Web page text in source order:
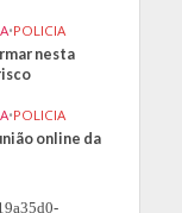
•POLICIA
nesta
•POLICIA
online da